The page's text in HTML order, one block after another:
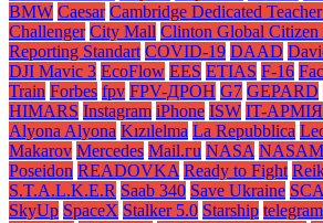
BMW Caesar Cambridge Dedicated
Challenger City Mall Clinton Global Citizen
Reporting Standart COVID-19 DAAD
DJI Mavic 3 EcoFlow EES ETIAS F-16
Train Forbes fpv FPV-ДРОН G7 GEPARD
HIMARS Instagram iPhone ISW IT-АРМІЯ
Alyona Alyona Kızılelma La Repubblica
Makarov Mercedes Mаil.гu NASA
Poseidon READOVKA Ready to Fight
S.T.A.L.K.E.R Saab 340 Save Ukraine
SkyUp SpaceX Stalker 5.0 Starship telegram